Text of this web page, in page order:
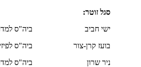
סגל זוטר:
ישי חביב
בועז קרן-צור
ניר שרון
ביה"ס
ביה"ס
ביה"ס